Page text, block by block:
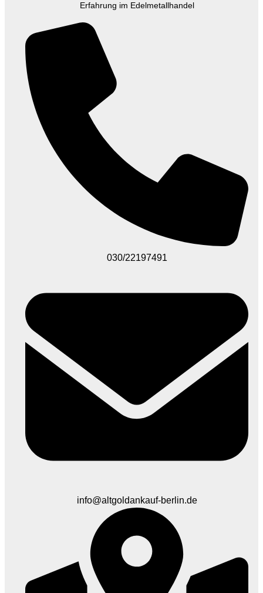
Erfahrung im Edelmetallhandel
030/22197491
info@altgoldankauf-berlin.de